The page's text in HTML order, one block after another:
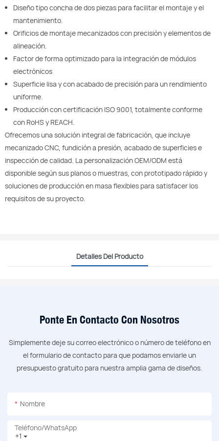
Diseño tipo concha de dos piezas para facilitar el montaje y el
mantenimiento.
Orificios de montaje mecanizados con precisión y elementos de
alineación.
Factor de forma optimizado para la integración de módulos
electrónicos
Superficie lisa y con acabado de precisión para un rendimiento
uniforme.
Producción con certificación ISO 9001, totalmente conforme
con RoHS y REACH.
Ofrecemos una solución integral de fabricación, que incluye
mecanizado CNC, fundición a presión, acabado de superficies e
inspección de calidad. La personalización OEM/ODM está
disponible según sus planos o muestras, con prototipado rápido y
soluciones de producción en masa flexibles para satisfacer los
requisitos de su proyecto.
Detalles Del Producto
Ponte En Contacto Con Nosotros
Simplemente deje su correo electrónico o número de teléfono en
el formulario de contacto para que podamos enviarle un
presupuesto gratuito para nuestra amplia gama de diseños.
Nombre
+1
Teléfono/WhatsApp